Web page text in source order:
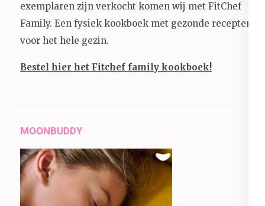
exemplaren zijn verkocht komen wij met FitChef
Family. Een fysiek kookboek met gezonde recepten
voor het hele gezin.
Bestel hier het Fitchef family kookboek!
MOONBUDDY